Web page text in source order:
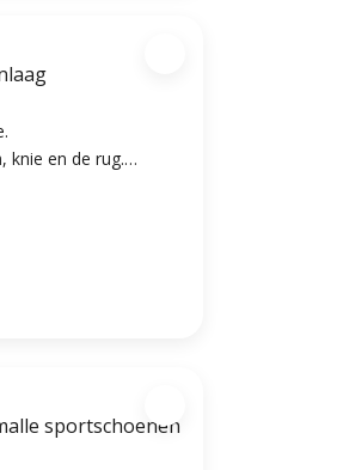
knie en de rug.
sportschoenen